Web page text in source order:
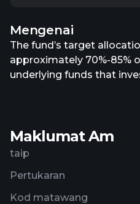
Mengenai
The fund’s target
approximately 70%-85%
underlying funds that
funds) and approximately
assets in alternative asset
commodities and other
non-diversified.
Maklumat Am
taip
Pertukaran
Kod matawang